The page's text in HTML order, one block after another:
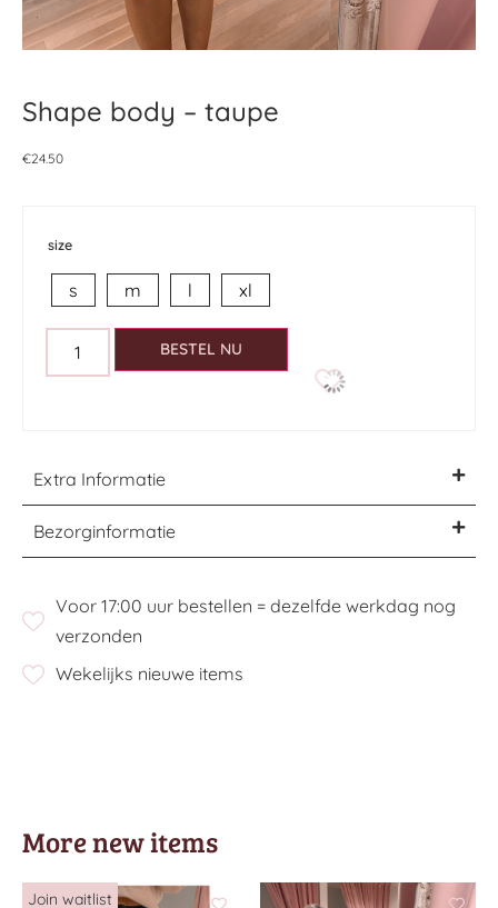
Shape body – taupe
€24.50
size
s m l xl
BESTEL NU
Extra Informatie
Bezorginformatie
Voor 17:00 uur bestellen = dezelfde werkdag nog
verzonden
Wekelijks nieuwe items
More new items